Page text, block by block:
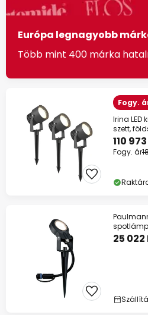
Európa legnagyobb
Több mint 400 márka
Fogy.
Irina
szett,
110
Fogy. ár
25 022